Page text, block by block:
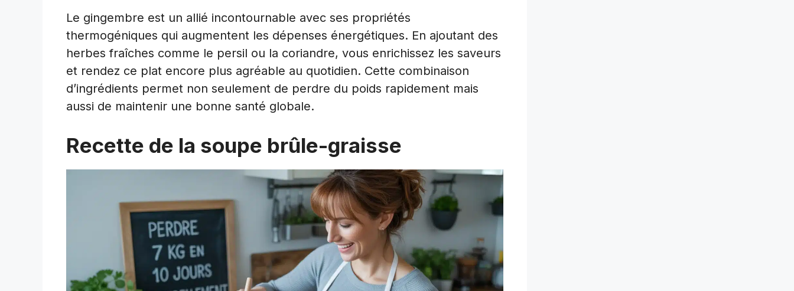
Le gingembre est un allié incontournable avec ses propriétés
thermogéniques qui augmentent les dépenses énergétiques. En ajoutant des
herbes fraîches comme le persil ou la coriandre, vous enrichissez les saveurs
et rendez ce plat encore plus agréable au quotidien. Cette combinaison
d’ingrédients permet non seulement de perdre du poids rapidement mais
aussi de maintenir une bonne santé globale.
Recette de la soupe brûle-graisse